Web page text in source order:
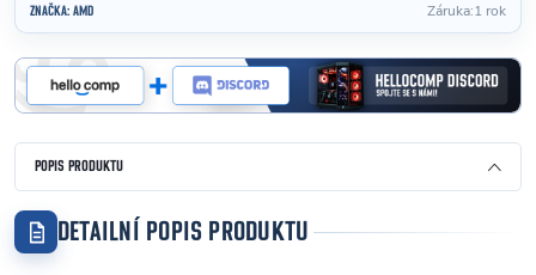
ZNAČKA: AMD Záruka:1 rok
POPIS PRODUKTU
DETAILNÍ POPIS PRODUKTU